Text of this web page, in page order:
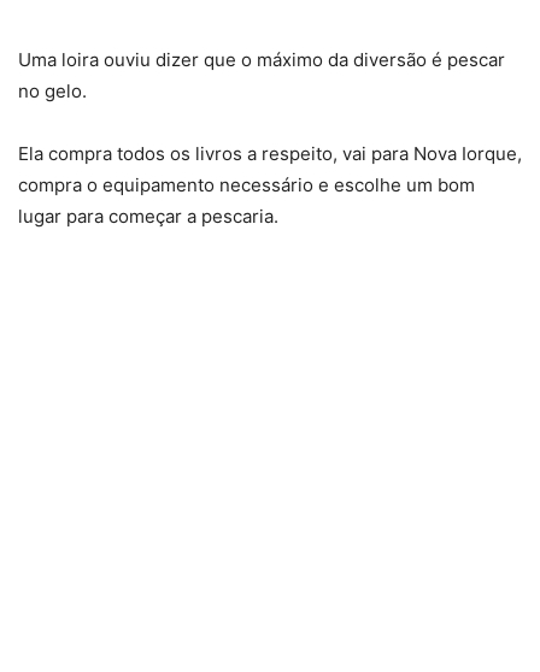
Uma loira ouviu dizer que o máximo da diversão é pescar
no gelo.
Ela compra todos os livros a respeito, vai para Nova Iorque,
compra o equipamento necessário e escolhe um bom
lugar para começar a pescaria.